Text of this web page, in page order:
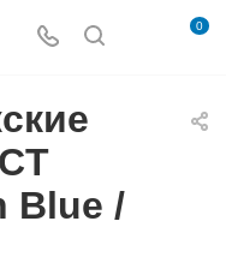
0
Blue /